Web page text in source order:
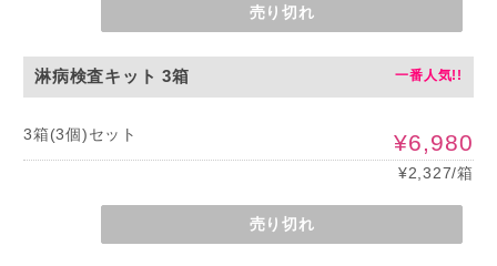
売り切れ
淋病検査キット 3箱
3箱(3個)セット ¥6,980
¥2,327/箱
売り切れ